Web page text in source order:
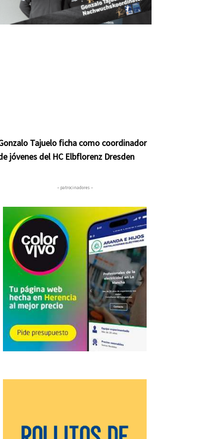
Tajuelo ficha como coordinador
jóvenes del HC Elbflorenz Dresden
– patrocinadores –